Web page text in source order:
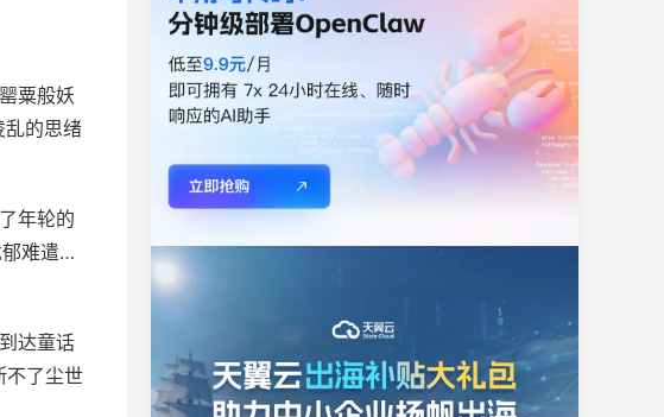
粟般妖
乱的思绪
年轮的
郁难遣…
达童话
不了尘世